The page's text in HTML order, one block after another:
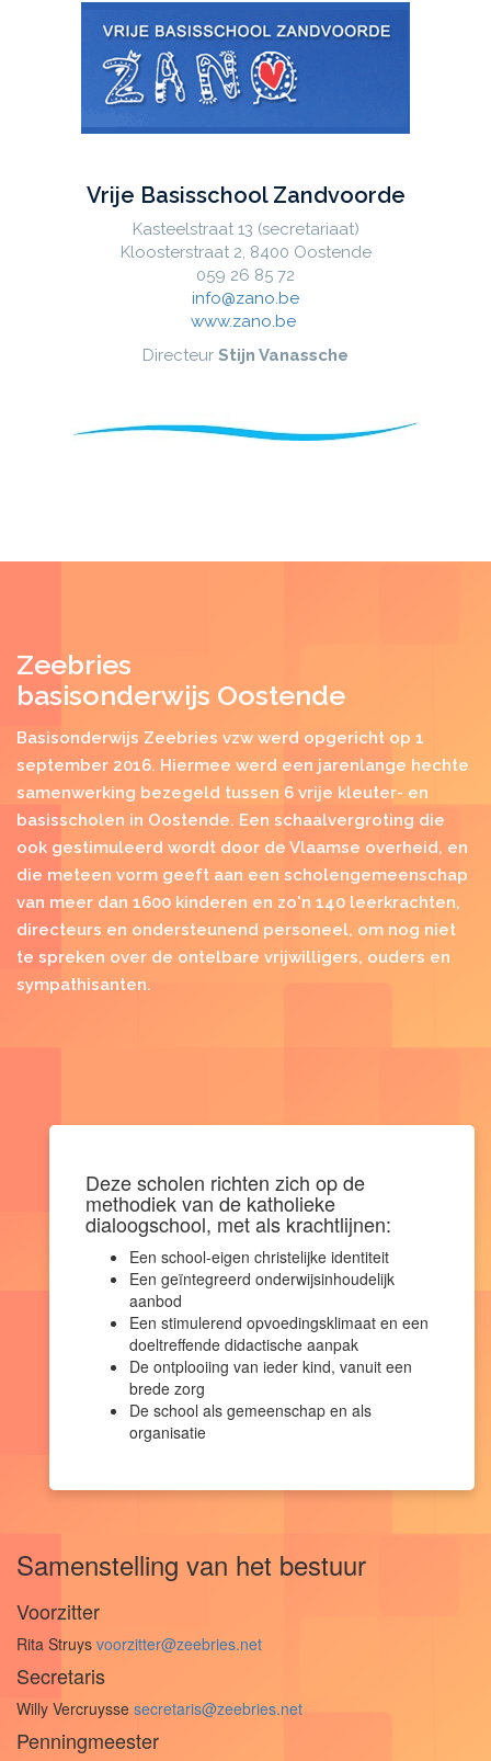
Vrije Basisschool Zandvoorde
Kasteelstraat 13 (secretariaat)
Kloosterstraat 2, 8400 Oostende
059 26 85 72
info@zano.be
www.zano.be
Directeur Stijn Vanassche
Zeebries
basisonderwijs Oostende
Basisonderwijs Zeebries vzw werd opgericht op 1
september 2016. Hiermee werd een jarenlange hechte
samenwerking bezegeld tussen 6 vrije kleuter- en
basisscholen in Oostende. Een schaalvergroting die
ook gestimuleerd wordt door de Vlaamse overheid, en
die meteen vorm geeft aan een scholengemeenschap
van meer dan 1600 kinderen en zo'n 140 leerkrachten,
directeurs en ondersteunend personeel, om nog niet
te spreken over de ontelbare vrijwilligers, ouders en
sympathisanten.
Deze scholen richten zich op de
methodiek van de katholieke
dialoogschool, met als krachtlijnen:
Een school-eigen christelijke identiteit
Een geïntegreerd onderwijsinhoudelijk
aanbod
Een stimulerend opvoedingsklimaat en een
doeltreffende didactische aanpak
De ontplooiing van ieder kind, vanuit een
brede zorg
De school als gemeenschap en als
organisatie
Samenstelling van het bestuur
Voorzitter
Rita Struys voorzitter@zeebries.net
Secretaris
Willy Vercruysse secretaris@zeebries.net
Penningmeester